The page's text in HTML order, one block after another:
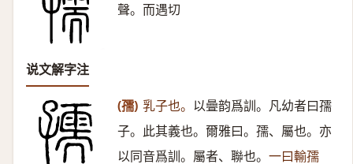
聲。而遇切
说文解字注
(孺) 乳子也。 以曡韵爲訓。凡幼者曰孺
子。此其義也。爾雅曰。孺、屬也。亦
以同音爲訓。屬者、聯也。 一曰輸孺